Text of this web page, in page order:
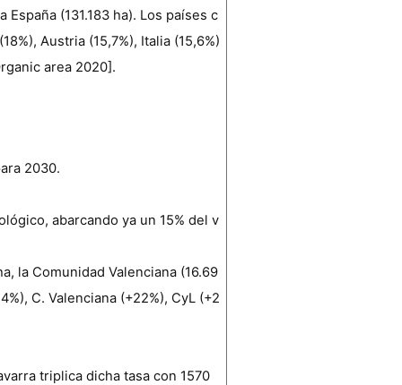
(131.183 ha). Los países c
Austria (15,7%), Italia (15,6%)
area 2020].
2030.
abarcando ya un 15% del v
la Comunidad Valenciana (16.69
C. Valenciana (+22%), CyL (+2
triplica dicha tasa con 1570